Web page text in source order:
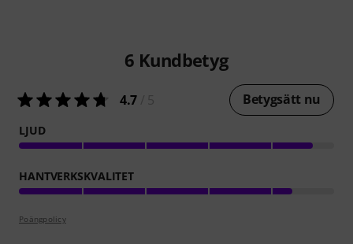
6 Kundbetyg
4.7 Betygsätt nu
LJUD
HANTVERKSKVALITET
Poängpolicy